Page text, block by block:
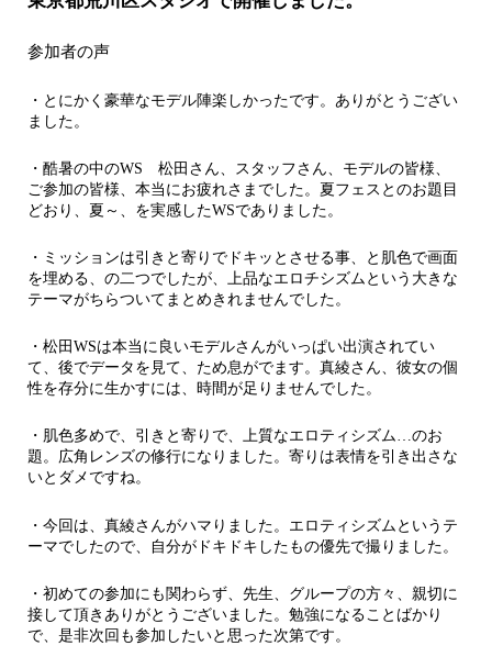
参加者の声
・とにかく豪華なモデル陣楽しかったです。ありがとうござい
ました。
・酷暑の中のWS 松田さん、スタッフさん、モデルの皆様、
ご参加の皆様、本当にお疲れさまでした。夏フェスとのお題目
どおり、夏～、を実感したWSでありました。
・ミッションは引きと寄りでドキッとさせる事、と肌色で画面
を埋める、の二つでしたが、上品なエロチシズムという大きな
テーマがちらついてまとめきれませんでした。
・松田WSは本当に良いモデルさんがいっぱい出演されてい
て、後でデータを見て、ため息がでます。真綾さん、彼女の個
性を存分に生かすには、時間が足りませんでした。
・肌色多めで、引きと寄りで、上質なエロティシズム…のお
題。広角レンズの修行になりました。寄りは表情を引き出さな
いとダメですね。
・今回は、真綾さんがハマりました。エロティシズムというテ
ーマでしたので、自分がドキドキしたもの優先で撮りました。
・初めての参加にも関わらず、先生、グループの方々、親切に
接して頂きありがとうございました。勉強になることばかり
で、是非次回も参加したいと思った次第です。